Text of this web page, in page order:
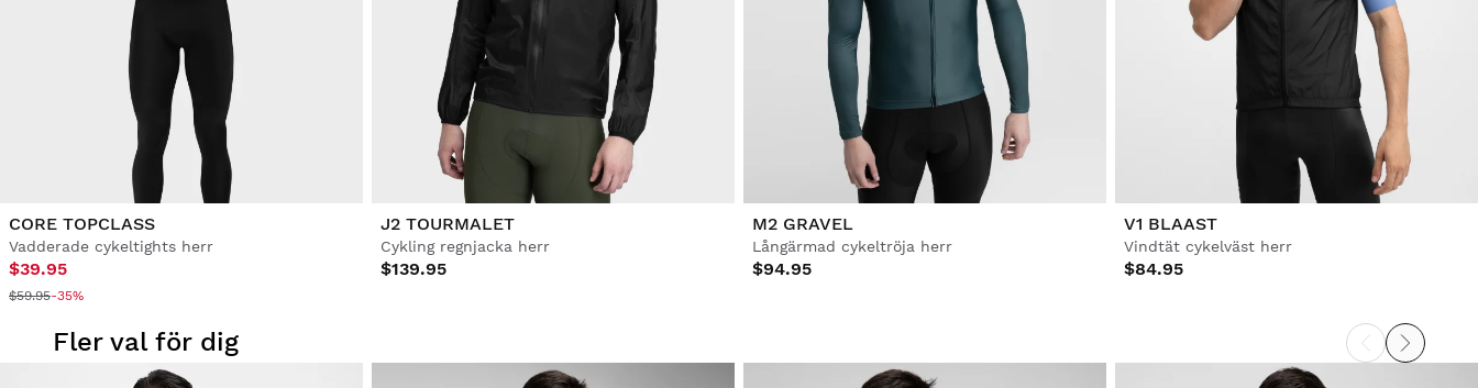
CORE TOPCLASS
Vadderade cykeltights herr
$39.95
$59.95-35%
J2 TOURMALET
Cykling regnjacka herr
$139.95
M2 GRAVEL
Långärmad cykeltröja herr
$94.95
V1 BLAAST
Vindtät cykelväst herr
$84.95
Fler val för dig